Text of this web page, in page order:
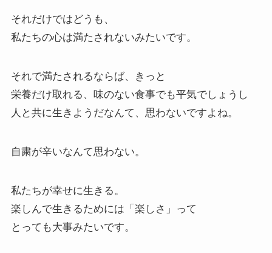
それだけではどうも、
私たちの心は満たされないみたいです。
それで満たされるならば、きっと
栄養だけ取れる、味のない食事でも平気でしょうし
人と共に生きようだなんて、思わないですよね。
自粛が辛いなんて思わない。
私たちが幸せに生きる。
楽しんで生きるためには「楽しさ」って
とっても大事みたいです。